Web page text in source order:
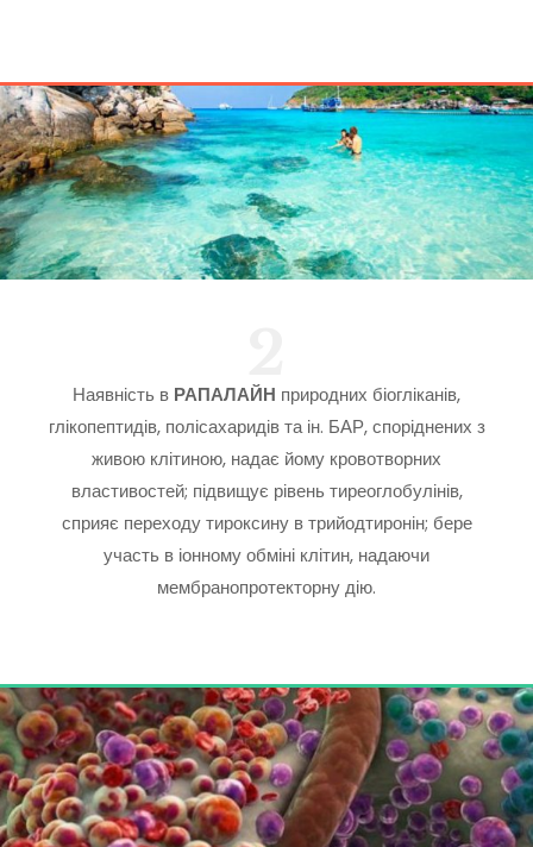
Наявність в РАПАЛАЙН природних біогліканів,
глікопептидів, полісахаридів та ін. БАР, споріднених з
живою клітиною, надає йому кровотворних
властивостей; підвищує рівень тиреоглобулінів,
сприяє переходу тироксину в трийодтиронін; бере
участь в іонному обміні клітин, надаючи
мембранопротекторну дію.